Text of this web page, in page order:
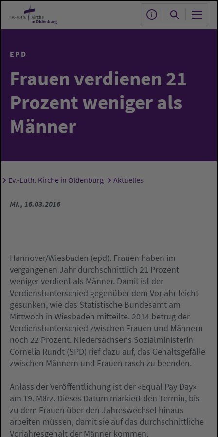
Zum Hauptinhalt springen
EPD
Frauen verdienen 21
Prozent weniger als
Männer
Sie sind hier:
Ev.-Luth. Kirche in Oldenburg Aktuelles
MI., 16.03.2016
Hannover/Wiesbaden (epd). Frauen haben im
vergangenen Jahr durchschnittlich 21 Prozent
weniger verdient als Männer. Damit ist der
Verdienstunterschied gegenüber dem Vorjahr leicht
gesunken, wie das Statistische Bundesamt am
Mittwoch in Wiesbaden mitteilte. 2014 betrug der
Verdienstunterschied zwischen Frauen und Männern
noch 22 Prozent. Niedersachsens Sozialministerin
Cornelia Rundt (SPD) rief dazu auf, das Gehaltsgefälle
zwischen Männern und Frauen rasch zu beenden.
Anlass der Veröffentlichung ist der «Equal Pay Day»
am 19. März. Dieses Datum markiert den Termin, bis
zu dem Frauen über den Jahreswechsel hinaus
arbeiten müssen, damit sie auf das durchschnittliche
Vorjahresgehalt der Männer kommen.